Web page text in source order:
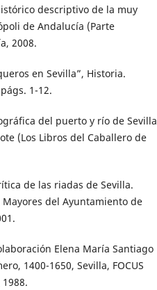
descriptivo de la muy
de Andalucía (Parte
2008.
en Sevilla”, Historia.
1-12.
del puerto y río de Sevilla
(Los Libros del Caballero de
de las riadas de Sevilla.
del Ayuntamiento de
Elena María Santiago
1400-1650, Sevilla, FOCUS